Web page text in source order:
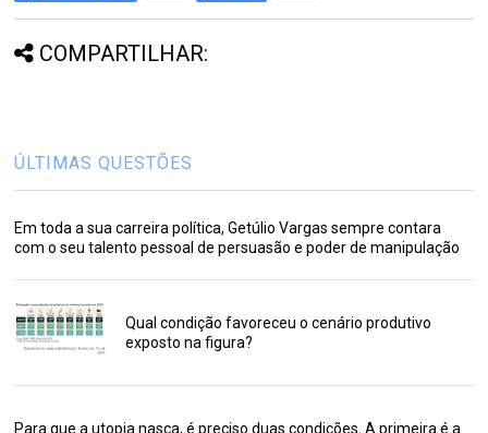
COMPARTILHAR:
ÚLTIMAS QUESTÕES
Em toda a sua carreira política, Getúlio Vargas sempre contara
com o seu talento pessoal de persuasão e poder de manipulação
Qual condição favoreceu o cenário produtivo
exposto na figura?
Para que a utopia nasça, é preciso duas condições. A primeira é a